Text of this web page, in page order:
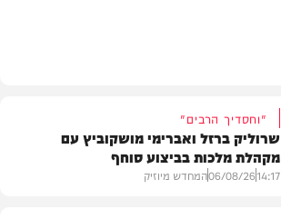
"וחסדיך הרבים"
שרוליק ברזל ואברימי מושקוביץ עם
מקהלת מלכות בביצוע סוחף
14:17
06/08/26המחדש מיוזיק